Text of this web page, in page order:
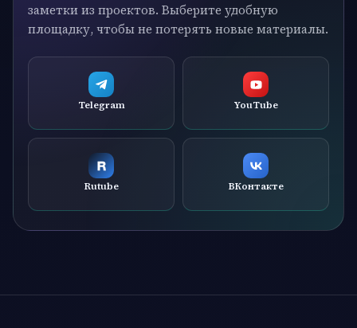
заметки из проектов. Выберите удобную
площадку, чтобы не потерять новые материалы.
Telegram YouTube
Rutube ВКонтакте